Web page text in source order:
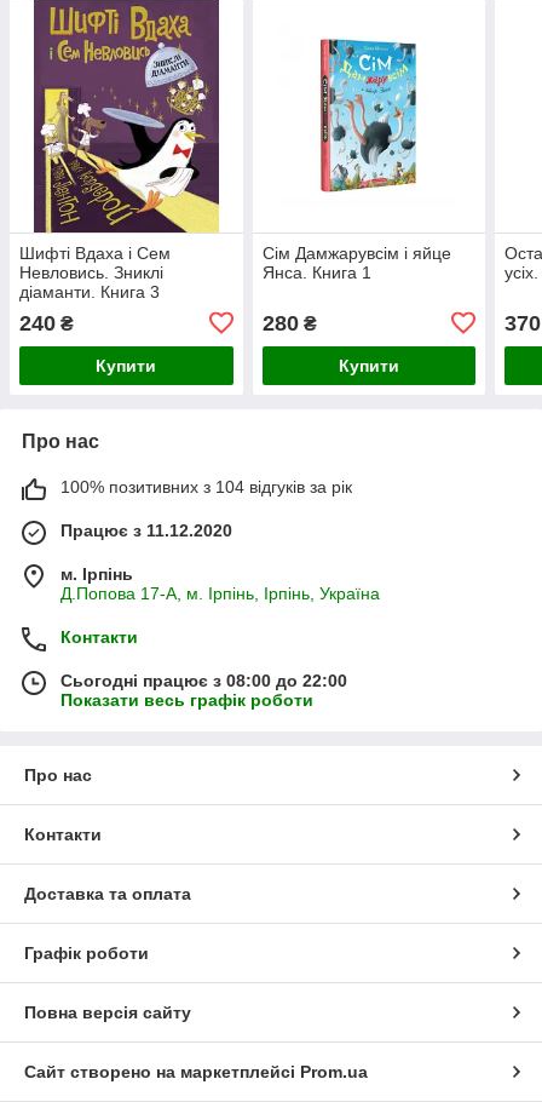
Шифті Вдаха і Сем
Невловись. Зниклі
діаманти. Книга 3
240 ₴
Купити
Сім Дамжарувсім і яйце
Янса. Книга 1
280₴
Купити
370
Про нас
100% позитивних з 104 відгуків за рік
Працює з 11.12.2020
м. Ірпінь
Д.Попова 17-А, м. Ірпінь, Ірпінь, Україна
Контакти
Сьогодні працює з 08:00 до 22:00
Показати весь графік роботи
Про нас
Контакти
Доставка та оплата
Графік роботи
Повна версія сайту
Сайт створено на маркетплейсі Prom.ua